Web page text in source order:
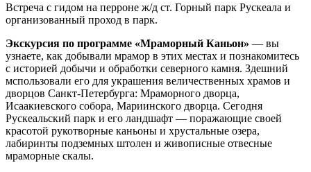
Встреча с гидом на перроне ж/д ст. Горный парк Рускеала и
организованный проход в парк.
Экскурсия по программе «Мраморный Каньон» — вы
узнаете, как добывали мрамор в этих местах и познакомитесь
с историей добычи и обработки северного камня. Здешний
мспользовали его для украшения величественных храмов и
дворцов Санкт-Петербурга: Мраморного дворца,
Исаакиевского собора, Мариинского дворца. Сегодня
Рускеальский парк и его ландшафт — поражающие своей
красотой рукотворные каньоны и хрустальные озера,
лабиринты подземных штолен и живописные отвесные
мраморные скалы.